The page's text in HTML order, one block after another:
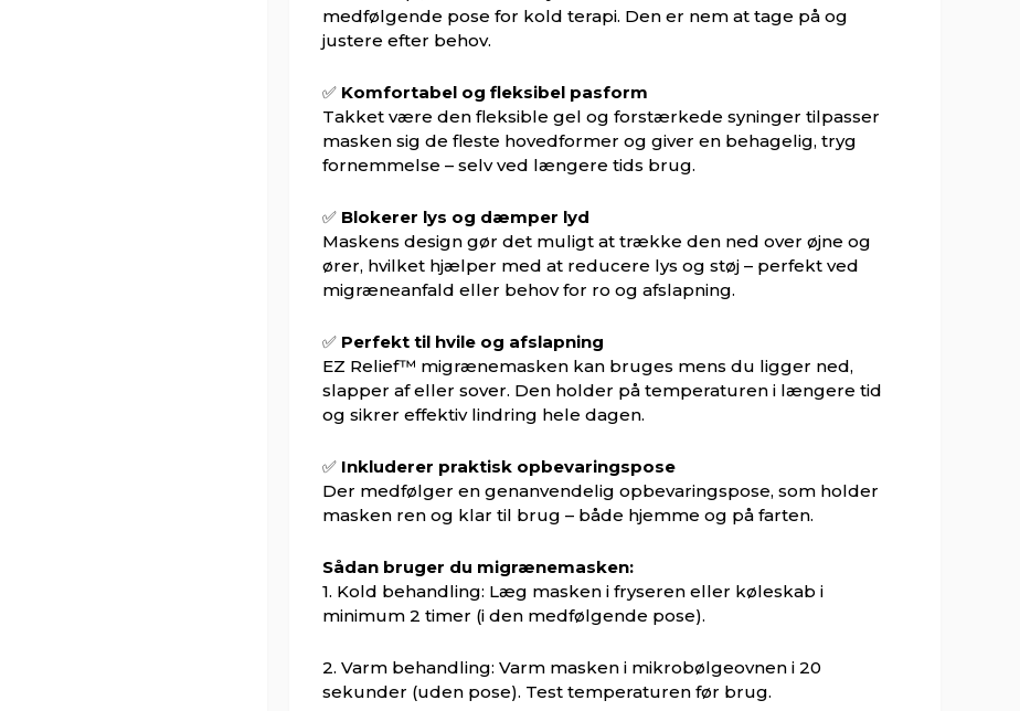
medfølgende pose for kold terapi. Den er nem at tage på og
justere efter behov.
✅ Komfortabel og fleksibel pasform
Takket være den fleksible gel og forstærkede syninger tilpasser
masken sig de fleste hovedformer og giver en behagelig, tryg
fornemmelse – selv ved længere tids brug.
✅ Blokerer lys og dæmper lyd
Maskens design gør det muligt at trække den ned over øjne og
ører, hvilket hjælper med at reducere lys og støj – perfekt ved
migræneanfald eller behov for ro og afslapning.
✅ Perfekt til hvile og afslapning
EZ Relief™ migrænemasken kan bruges mens du ligger ned,
slapper af eller sover. Den holder på temperaturen i længere tid
og sikrer effektiv lindring hele dagen.
✅ Inkluderer praktisk opbevaringspose
Der medfølger en genanvendelig opbevaringspose, som holder
masken ren og klar til brug – både hjemme og på farten.
Sådan bruger du migrænemasken:
1. Kold behandling: Læg masken i fryseren eller køleskab i
minimum 2 timer (i den medfølgende pose).
2. Varm behandling: Varm masken i mikrobølgeovnen i 20
sekunder (uden pose). Test temperaturen før brug.